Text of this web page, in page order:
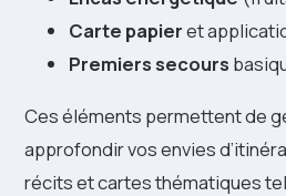
Carte papieret
Premiers secours
Ces éléments permettent de
approfondir vos envies
récits et cartes thématiques